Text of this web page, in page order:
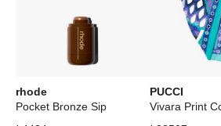
rhode
Pocket Bronze Sip
PUCCI